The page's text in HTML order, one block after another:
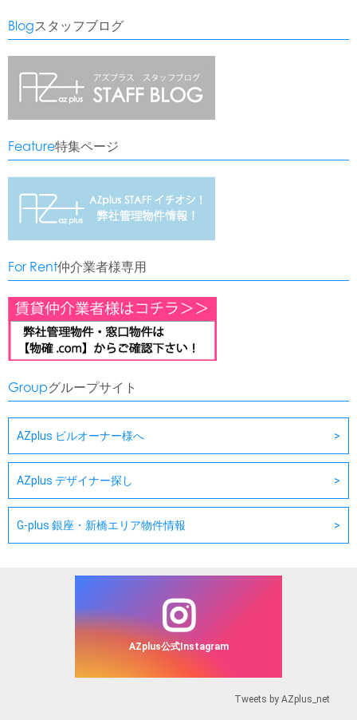
Blogスタッフブログ
Feature特集ページ
For Rent仲介業者様専用
Groupグループサイト
AZplus ビルオーナー様へ
AZplus デザイナー探し
G-plus 銀座・新橋エリア物件情報
AZplus公式Instagram
Tweets by AZplus_net